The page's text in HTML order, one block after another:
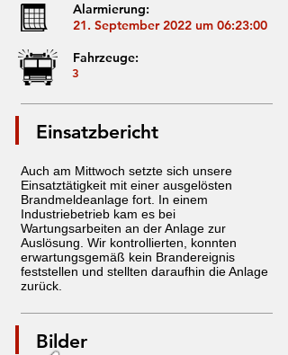
Alarmierung:
21. September 2022 um 06:23:00
Fahrzeuge:
3
Einsatzbericht
Auch am Mittwoch setzte sich unsere
Einsatztätigkeit mit einer ausgelösten
Brandmeldeanlage fort. In einem
Industriebetrieb kam es bei
Wartungsarbeiten an der Anlage zur
Auslösung. Wir kontrollierten, konnten
erwartungsgemäß kein Brandereignis
feststellen und stellten daraufhin die Anlage
zurück.
Bilder